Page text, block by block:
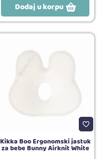
Dodaj u korpu
Kikka Boo Ergonomski jastuk
za bebe Bunny Airknit White